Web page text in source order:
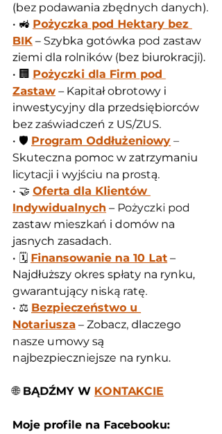
(bez podawania zbędnych danych).
• 🚜 Pożyczka pod Hektary bez
BIK – Szybka gotówka pod zastaw
ziemi dla rolników (bez biurokracji).
• 🏢 Pożyczki dla Firm pod
Zastaw – Kapitał obrotowy i
inwestycyjny dla przedsiębiorców
bez zaświadczeń z US/ZUS.
• 🛡️ Program Oddłużeniowy –
Skuteczna pomoc w zatrzymaniu
licytacji i wyjściu na prostą.
• 🤝 Oferta dla Klientów
Indywidualnych – Pożyczki pod
zastaw mieszkań i domów na
jasnych zasadach.
• 🗓️ Finansowanie na 10 Lat –
Najdłuższy okres spłaty na rynku,
gwarantujący niską ratę.
• ⚖️ Bezpieczeństwo u
Notariusza – Zobacz, dlaczego
nasze umowy są
najbezpieczniejsze na rynku.
🌐 BĄDŹMY W KONTAKCIE
Moje profile na Facebooku: